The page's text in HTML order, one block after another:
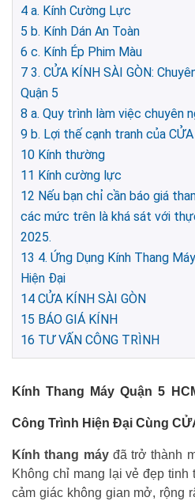
4 a. Kính Cường Lực
5 b. Kính Dán An Toàn
6 c. Kính Ép Phim Màu
7 3. CỬA KÍNH SÀI GÒN:
Quận 5
8 a. Quy trình làm việc chuyên
9 b. Lợi thế cạnh tranh của
10 Kính thường
11 Kính cường lực
12 Nếu bạn chỉ cần báo giá
các mức trên là khá sát với
2025.
13 4. Ứng Dụng Kính Thang
Hiện Đại
14 CỬA KÍNH SÀI GÒN
15 BÁO GIÁ KÍNH
16 TƯ VẤN CÔNG TRÌNH
Kính Thang Máy Quận 5
Công Trình Hiện Đại Cùng
Kính thang máyđã trở thành
Không chỉ mang lại vẻ đẹp tinh
cảm giác không gian mở, rộng